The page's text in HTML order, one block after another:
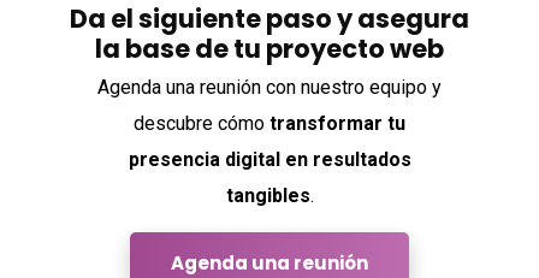
Aparthotel Les
Olimpiades
Da el siguiente paso y asegura
la base de tu proyecto web
Agenda una reunión con nuestro equipo y
descubre cómo transformar tu
presencia digital en resultados
tangibles.
Agenda una reunión